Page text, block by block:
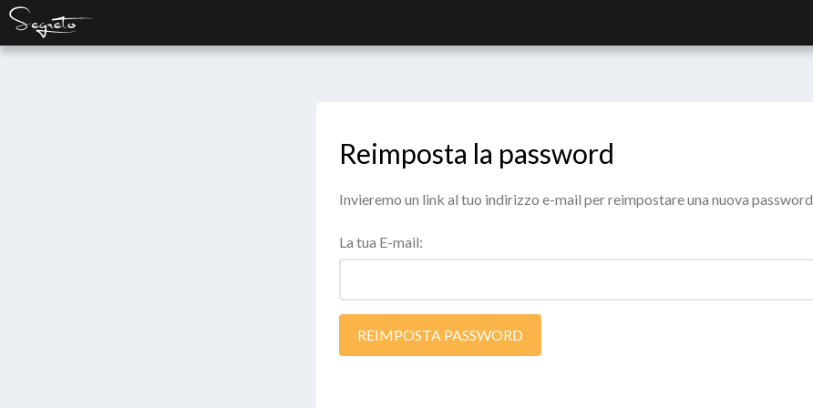
Reimposta la password
Invieremo un link al tuo indirizzo e-mail per reimpostare una nuova password
La tua E-mail:
REIMPOSTA PASSWORD